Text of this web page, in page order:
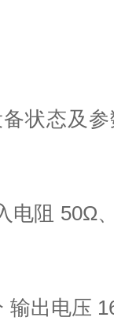
状态及
电阻 50Ω
出电压